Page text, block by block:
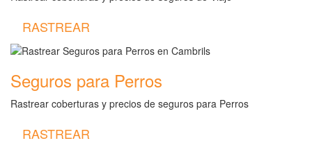
RASTREAR
Seguros para Perros
Rastrear coberturas y precios de seguros para Perros
RASTREAR